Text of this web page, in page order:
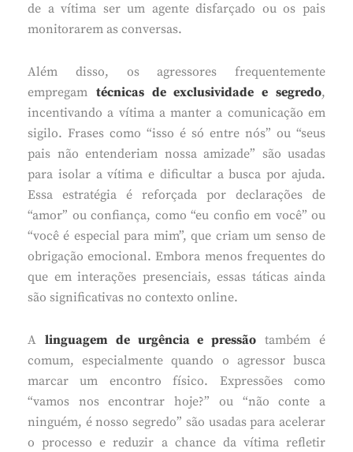
de a vítima ser um agente disfarçado ou os pais
monitorarem as conversas.
Além disso, os agressores frequentemente
empregam técnicas de exclusividade e segredo,
incentivando a vítima a manter a comunicação em
sigilo. Frases como “isso é só entre nós” ou “seus
pais não entenderiam nossa amizade” são usadas
para isolar a vítima e dificultar a busca por ajuda.
Essa estratégia é reforçada por declarações de
“amor” ou confiança, como “eu confio em você” ou
“você é especial para mim”, que criam um senso de
obrigação emocional. Embora menos frequentes do
que em interações presenciais, essas táticas ainda
são significativas no contexto online.
A linguagem de urgência e pressão também é
comum, especialmente quando o agressor busca
marcar um encontro físico. Expressões como
“vamos nos encontrar hoje?” ou “não conte a
ninguém, é nosso segredo” são usadas para acelerar
o processo e reduzir a chance da vítima refletir